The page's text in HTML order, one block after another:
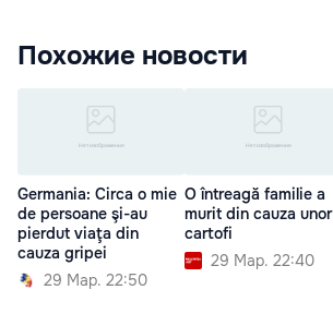
Похожие новости
Germania: Circa o mie
de persoane şi-au
pierdut viaţa din
cauza gripei
29 Мар. 22:50
O întreagă familie a
murit din cauza unor
cartofi
29 Мар. 22:40